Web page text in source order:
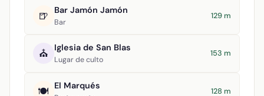
🍺 Bar Jamón Jamón
Bar
129 m
⛪ Iglesia de San Blas
Lugar de culto
153 m
🍽️ El Marqués
128 m